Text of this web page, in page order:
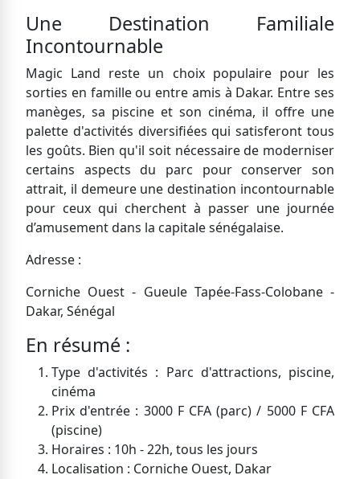
Une Destination Familiale
Incontournable
Magic Land reste un choix populaire pour les
sorties en famille ou entre amis à Dakar. Entre ses
manèges, sa piscine et son cinéma, il offre une
palette d'activités diversifiées qui satisferont tous
les goûts. Bien qu'il soit nécessaire de moderniser
certains aspects du parc pour conserver son
attrait, il demeure une destination incontournable
pour ceux qui cherchent à passer une journée
d’amusement dans la capitale sénégalaise.
Adresse :
Corniche Ouest - Gueule Tapée-Fass-Colobane -
Dakar, Sénégal
En résumé :
Type d'activités : Parc d'attractions, piscine,
cinéma
Prix d'entrée : 3000 F CFA (parc) / 5000 F CFA
(piscine)
Horaires : 10h - 22h, tous les jours
Localisation : Corniche Ouest, Dakar